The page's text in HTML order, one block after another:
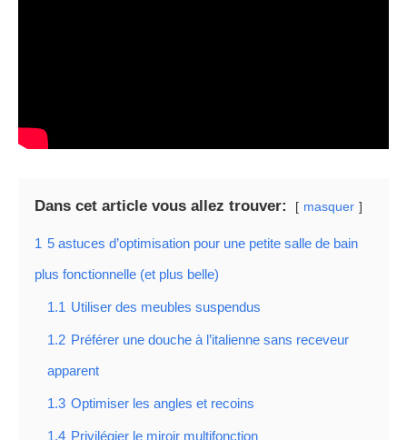
Dans cet article vous allez trouver: masquer
1 5 astuces d’optimisation pour une petite salle de bain
plus fonctionnelle (et plus belle)
1.1 Utiliser des meubles suspendus
1.2 Préférer une douche à l’italienne sans receveur
apparent
1.3 Optimiser les angles et recoins
1.4 Privilégier le miroir multifonction